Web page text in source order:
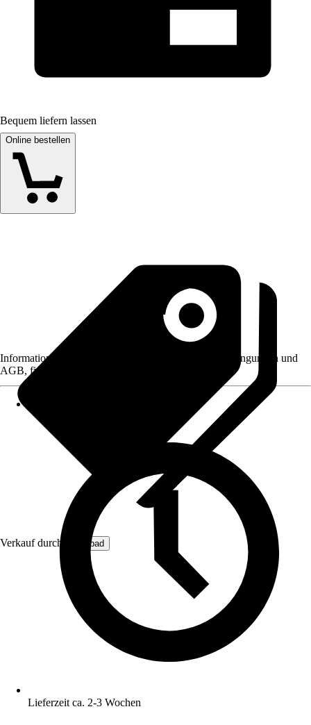
Bequem liefern lassen
Online bestellen
Verkauf durch: Kreabad
Informationen des Verkäufers, wie z. B. Rückgabebedingungen und
AGB, finden Sie bei Klick auf den Verkäufernamen.
Lieferzeit ca. 2-3 Wochen